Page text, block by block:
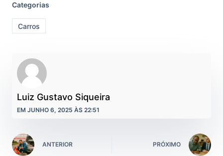
Categorias
Carros
Luiz Gustavo Siqueira
EM JUNHO 6, 2025 ÀS 22:51
ANTERIOR PRÓXIMO